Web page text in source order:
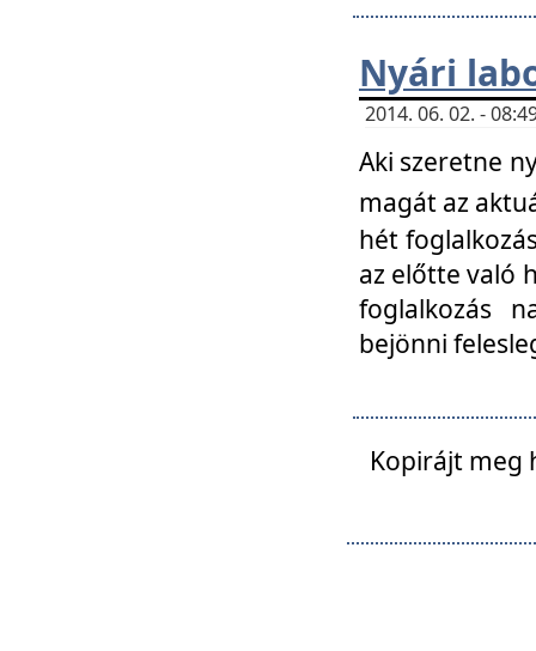
Nyári
2014. 06. 02. -
Aki szeretne
magát az
hét
az előtte való
foglalkozás
bejönni
Kopirájt meg